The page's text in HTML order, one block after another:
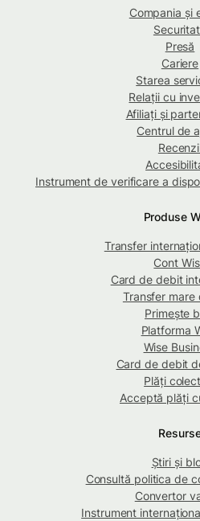
Compania și
Presă
Cariere
Starea
Relații cu
Afiliați și
Centrul de
Instrument de verificare a
Produse
Transfer
Cont
Card de debit
Transfer mare
Primește
Platforma
Wise
Card de debit
Plăți
Acceptă plăți
Știri și
Consultă politica de
Convertor
Instrument